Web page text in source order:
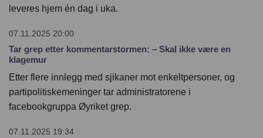
leveres hjem én dag i uka.
07.11.2025 20:00
Tar grep etter kommentarstormen: – Skal ikke være en
klagemur
Etter flere innlegg med sjikaner mot enkeltpersoner, og
partipolitiskemeninger tar administratorene i
facebookgruppa Øyriket grep.
07.11.2025 19:34